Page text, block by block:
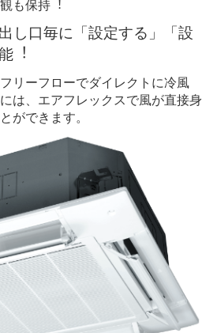
も保持︕
し口毎に「設定する」「設
︕
リーフローでダイレクトに冷風
は、エアフレックスで風が直接身
ができます。